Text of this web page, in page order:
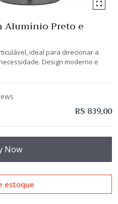
Alumínio Preto e
ideal para direcionar a
Design moderno e
R$ 839,00
Now
estoque